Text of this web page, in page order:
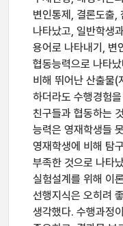
변인통제, 결론도출,
나타났고, 일반학생
용어로 나타내기, 변
협동능력으로 나타
비해 뛰어난 산출물(
하더라도 수행경험
친구들과 협동하는
능력은 영재학생들
영재학생에 비해 탐
부족한 것으로 나타
실험설계를 위해 이
선행지식은 오히려
생각했다. 수행과정